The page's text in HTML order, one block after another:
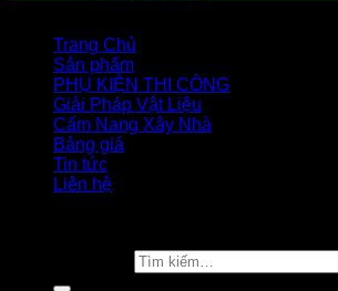
Trang Chủ
Sản phẩm
PHỤ KIỆN THI CÔNG
Giải Pháp Vật Liệu
Cẩm Nang Xây Nhà
Bảng giá
Tin tức
Liên hệ